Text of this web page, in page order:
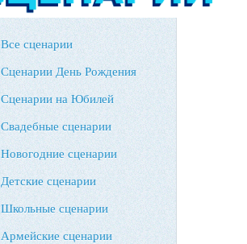
Все сценарии
Сценарии День Рождения
Сценарии на Юбилей
Свадебные сценарии
Новогодние сценарии
Детские сценарии
Школьные сценарии
Армейские сценарии